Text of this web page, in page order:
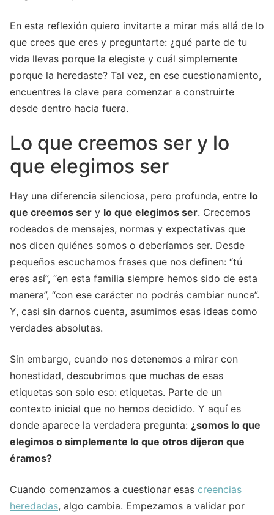
En esta reflexión quiero invitarte a mirar más allá de lo
que crees que eres y preguntarte: ¿qué parte de tu
vida llevas porque la elegiste y cuál simplemente
porque la heredaste? Tal vez, en ese cuestionamiento,
encuentres la clave para comenzar a construirte
desde dentro hacia fuera.
Lo que creemos ser y lo
que elegimos ser
Hay una diferencia silenciosa, pero profunda, entre lo
que creemos ser y lo que elegimos ser. Crecemos
rodeados de mensajes, normas y expectativas que
nos dicen quiénes somos o deberíamos ser. Desde
pequeños escuchamos frases que nos definen: “tú
eres así”, “en esta familia siempre hemos sido de esta
manera”, “con ese carácter no podrás cambiar nunca”.
Y, casi sin darnos cuenta, asumimos esas ideas como
verdades absolutas.
Sin embargo, cuando nos detenemos a mirar con
honestidad, descubrimos que muchas de esas
etiquetas son solo eso: etiquetas. Parte de un
contexto inicial que no hemos decidido. Y aquí es
donde aparece la verdadera pregunta: ¿somos lo que
elegimos o simplemente lo que otros dijeron que
éramos?
Cuando comenzamos a cuestionar esas creencias
heredadas, algo cambia. Empezamos a validar por